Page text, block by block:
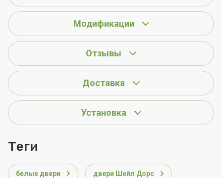
Модификации
Отзывы
Доставка
Установка
теги
белые двери двери Шейл Дорс